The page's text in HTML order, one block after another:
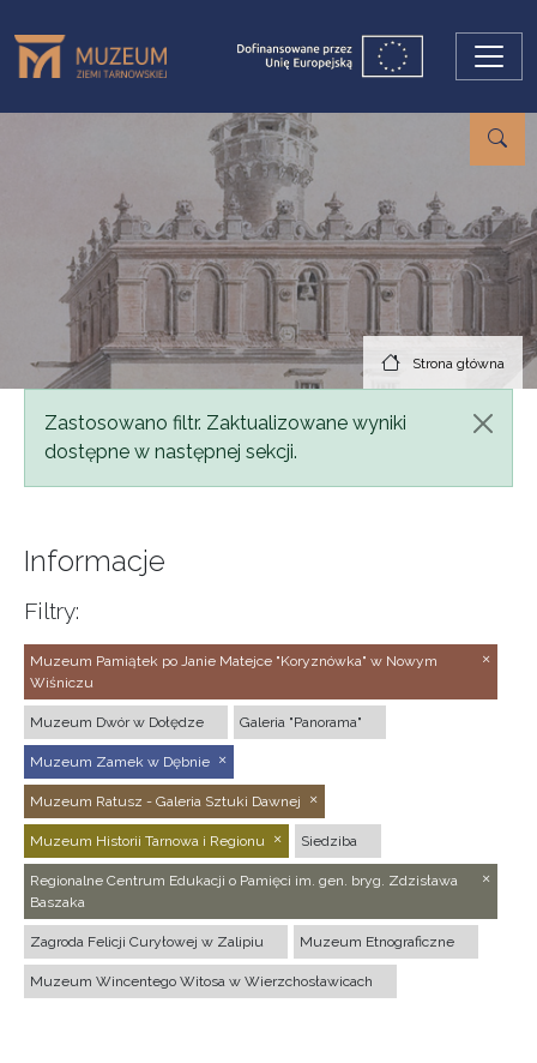
Strona główna
Komunikat
Zastosowano filtr. Zaktualizowane wyniki
dostępne w następnej sekcji.
Informacje
Filtry:
Muzeum Pamiątek po Janie Matejce "Koryznówka" w Nowym
Wiśniczu
Muzeum Dwór w Dołędze Galeria "Panorama"
Muzeum Zamek w Dębnie
Muzeum Ratusz - Galeria Sztuki Dawnej
Muzeum Historii Tarnowa i Regionu Siedziba
Regionalne Centrum Edukacji o Pamięci im. gen. bryg. Zdzisława
Baszaka
Zagroda Felicji Curyłowej w Zalipiu Muzeum Etnograficzne
Muzeum Wincentego Witosa w Wierzchosławicach